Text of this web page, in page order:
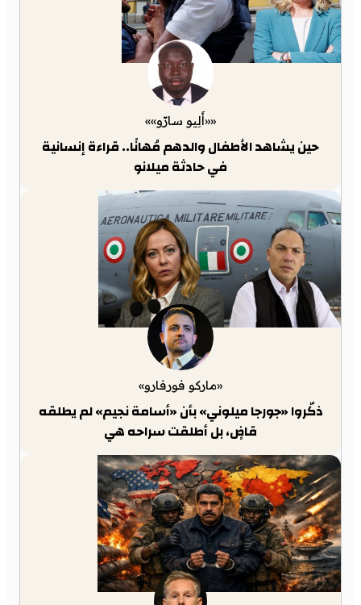
««أَلِيو سارّو»»
حين يشاهد الأطفال والدهم مُهانًا.. قراءة إنسانية
في حادثة ميلانو
«ماركو فورفارو»
ذكّروا «جورجا ميلوني» بأن «أسامة نجيم» لم يطلقه
قاضٍ، بل أطلقت سراحه هي